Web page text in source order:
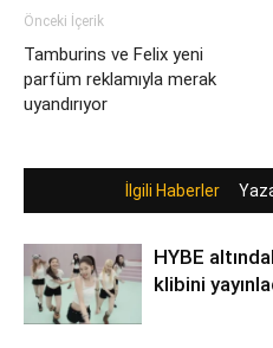
Önceki İçerik
Tamburins ve Felix yeni
parfüm reklamıyla merak
uyandırıyor
İlgili Haberler
HYBE
klibini